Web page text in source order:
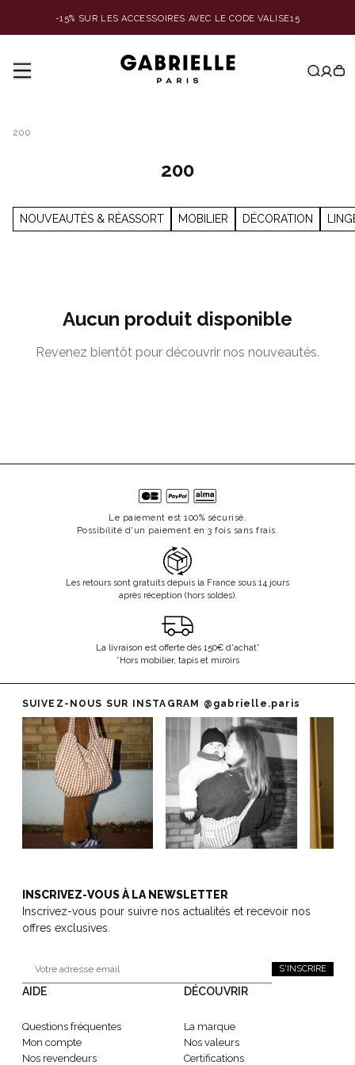
-15% SUR LES ACCESSOIRES AVEC LE CODE VALISE15
200
200
NOUVEAUTÉS & RÉASSORT MOBILIER DÉCORATION
Aucun produit disponible
Revenez bientôt pour découvrir nos nouveautés.
Le paiement est 100% sécurisé.
Possibilité d'un paiement en 3 fois sans frais.
Les retours sont gratuits depuis la France sous 14 jours
après réception (hors soldes).
La livraison est offerte dès 150€ d'achat*
*Hors mobilier, tapis et miroirs
SUIVEZ-NOUS SUR INSTAGRAM @gabrielle.paris
INSCRIVEZ-VOUS À LA NEWSLETTER
Inscrivez-vous pour suivre nos actualités et recevoir nos
offres exclusives.
S'INSCRIRE
AIDE
Questions fréquentes
Mon compte
Nos revendeurs
DÉCOUVRIR
La marque
Nos valeurs
Certifications